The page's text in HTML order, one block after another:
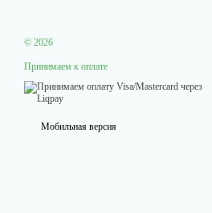
© 2026
Принимаем к оплате
Мобильная версия